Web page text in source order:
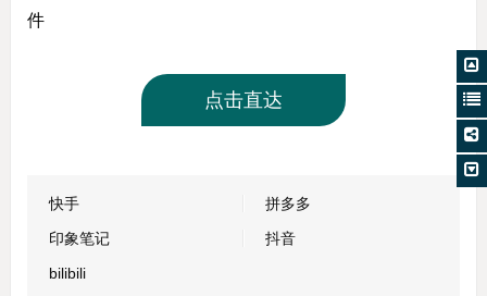
件
点击直达
快手
拼多多
印象笔记
抖音
bilibili